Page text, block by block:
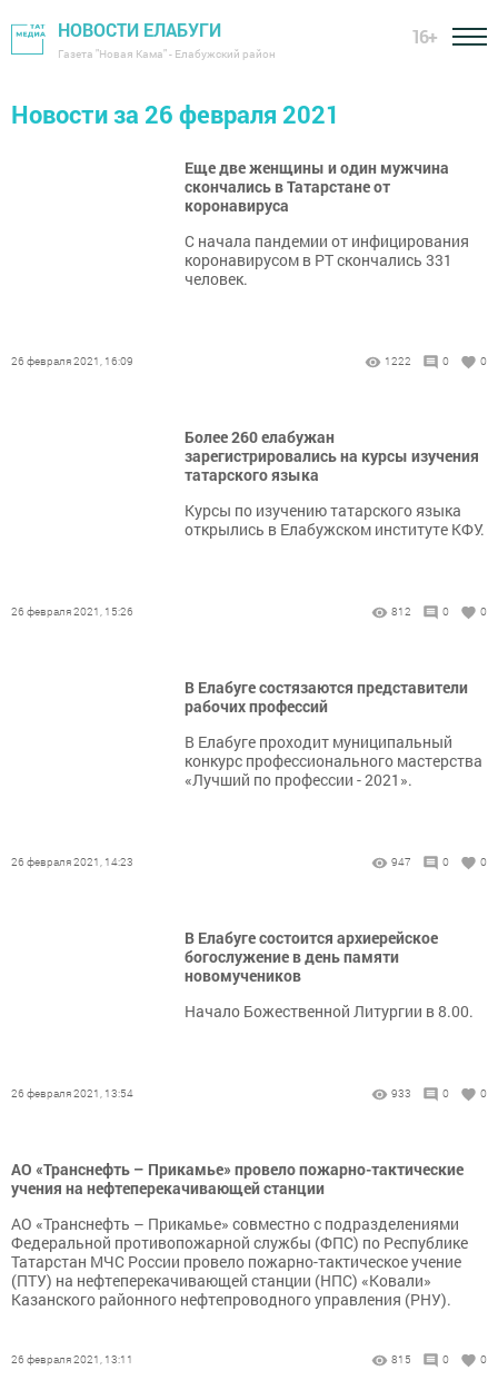
НОВОСТИ ЕЛАБУГИ
Газета "Новая Кама" - Елабужский район
16+
Новости за 26 февраля 2021
Еще две женщины и один мужчина
скончались в Татарстане от
коронавируса
С начала пандемии от инфицирования
коронавирусом в РТ скончались 331
человек.
26 февраля 2021, 16:09 1222 0 0
Более 260 елабужан
зарегистрировались на курсы изучения
татарского языка
Курсы по изучению татарского языка
открылись в Елабужском институте КФУ.
26 февраля 2021, 15:26 812 0 0
В Елабуге состязаются представители
рабочих профессий
В Елабуге проходит муниципальный
конкурс профессионального мастерства
«Лучший по профессии - 2021».
26 февраля 2021, 14:23 947 0 0
В Елабуге состоится архиерейское
богослужение в день памяти
новомучеников
Начало Божественной Литургии в 8.00.
26 февраля 2021, 13:54 933 0 0
АО «Транснефть – Прикамье» провело пожарно-тактические
учения на нефтеперекачивающей станции
АО «Транснефть – Прикамье» совместно с подразделениями
Федеральной противопожарной службы (ФПС) по Республике
Татарстан МЧС России провело пожарно-тактическое учение
(ПТУ) на нефтеперекачивающей станции (НПС) «Ковали»
Казанского районного нефтепроводного управления (РНУ).
26 февраля 2021, 13:11 815 0 0